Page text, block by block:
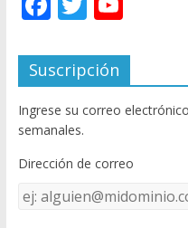
e
b
o
o
k
itt
er
u
T
u
e
C
Suscripción
Ingrese su correo
semanales.
Dirección de correo
Dirección
de